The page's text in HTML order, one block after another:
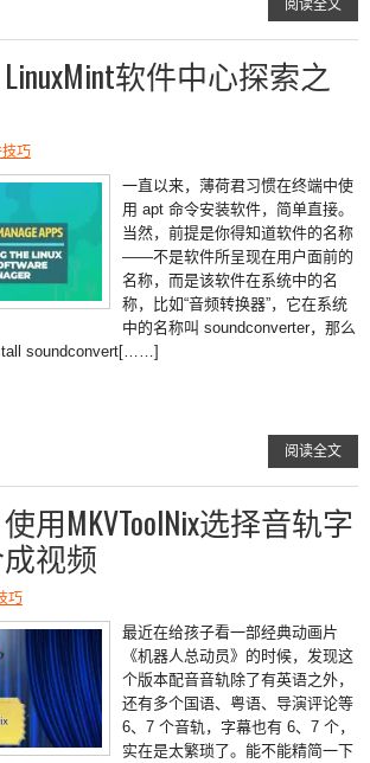
阅读全文
软件中心探索之
巧
一直以来，薄荷君习惯在终端中使
用 apt 命令安装软件，简单直接。
当然，前提是你得知道软件的名称
——不是软件所呈现在用户面前的
名称，而是该软件在系统中的名
称，比如“音频转换器”，它在系统
中的名称叫 soundconverter，那么
soundconvert[……]
阅读全文
用MKVToolNix选择音轨字
视频
巧
最近在给孩子看一部经典动画片
《机器人总动员》的时候，发现这
个版本配音音轨除了有英语之外，
还有多个国语、粤语、导演评论等
6、7 个音轨，字幕也有 6、7 个，
实在是太繁琐了。能不能精简一下